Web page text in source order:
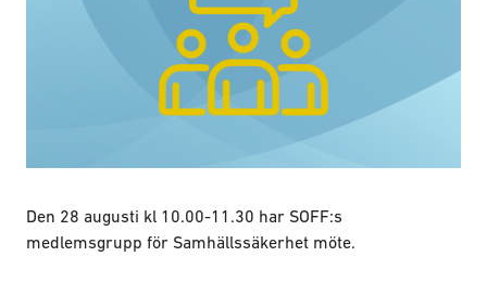
Den 28 augusti kl 10.00-11.30 har SOFF:s
medlemsgrupp för Samhällssäkerhet möte.